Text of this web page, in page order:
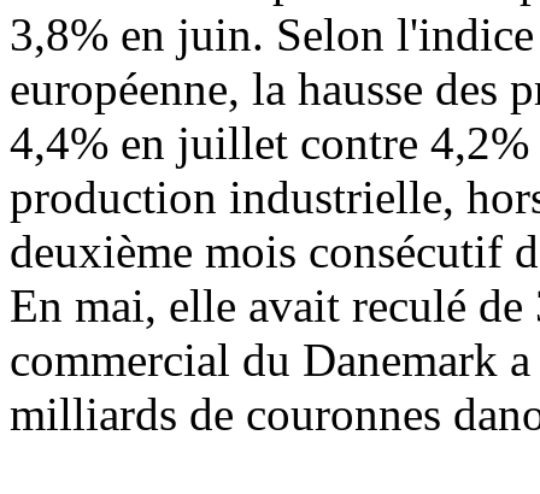
3,8% en juin. Selon
européenne, la hausse des
4,4% en juillet contre
production industrielle,
deuxième mois consécutif
En mai, elle avait reculé
commercial du Danemark
milliards de couronnes